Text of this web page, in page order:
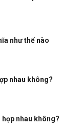
như thế nào
nhau không?
nhau không?